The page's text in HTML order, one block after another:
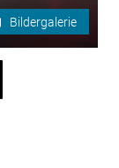
Bildergalerie